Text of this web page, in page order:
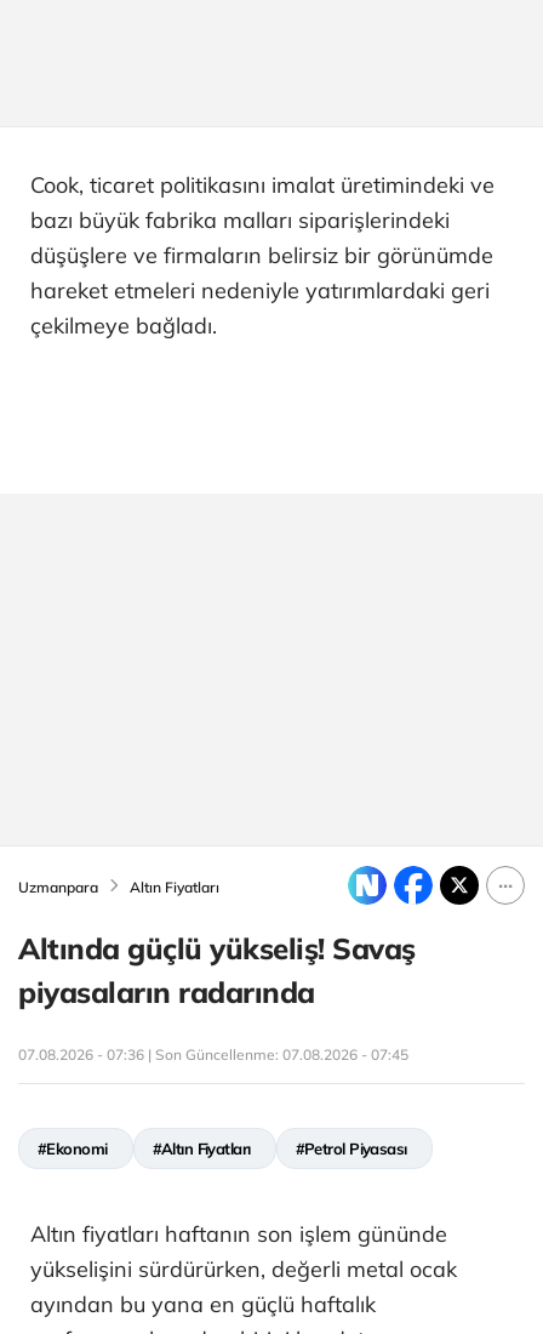
Cook, ticaret politikasını imalat üretimindeki ve
bazı büyük fabrika malları siparişlerindeki
düşüşlere ve firmaların belirsiz bir görünümde
hareket etmeleri nedeniyle yatırımlardaki geri
çekilmeye bağladı.
Uzmanpara Altın Fiyatları
Altında güçlü yükseliş! Savaş
piyasaların radarında
07.08.2026 - 07:36 | Son Güncellenme: 07.08.2026 - 07:45
#Ekonomi #Altın Fiyatları #Petrol Piyasası
Altın fiyatları haftanın son işlem gününde
yükselişini sürdürürken, değerli metal ocak
ayından bu yana en güçlü haftalık